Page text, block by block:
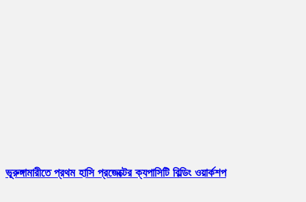
ভূরুঙ্গামারীতে প্রথম হাসি প্রজেক্টের ক্যপাসিটি বিল্ডিং ওয়ার্কশপ